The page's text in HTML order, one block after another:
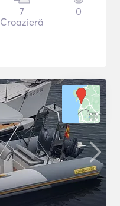
7
Croazieră
0